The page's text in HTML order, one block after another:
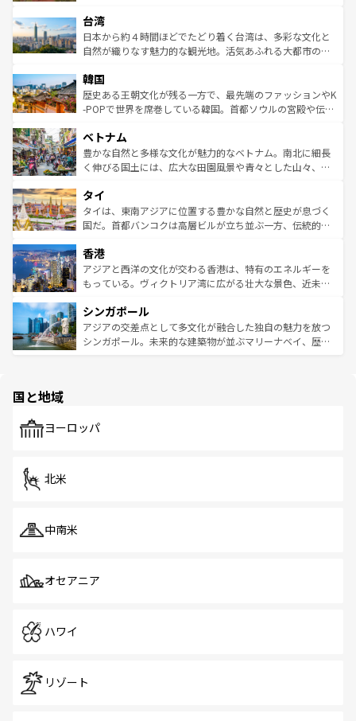
ならではの贅沢な旅のスタイルだ。 なお、新着のアメリカ
情報はコンテンツ一覧を参照してほしい。
れるおもてなしの心で訪れる人々を迎えてくれるハワイの
人々、おいしいローカルフードやハワイアンミュージッ
ク、伝統的なフラダンスなど、すべてがハワイの魅力を彩
ワイを、存分に味わってほしい。 なお、新着のハワイ情報
はコンテンツ一覧を参照してほしい。
リアリーフや大陸中央部にそびえるウルル（エアーズロッ
ク）、タスマニアの美しい原生林やケアンズの熱帯雨林な
ど、見どころがたくさん。また、カフェやワイン、オージ
いる。アクティビティも充実しており、サーフィンやダイ
ビング、ハイキングなど、アウトドア好きにはたまらな
い。オーストラリアの多彩な魅力を存分に味わいつくそ
参照してほしい。
台湾
日本から約４時間ほどでたどり着く台湾は、多彩な文化と
自然が織りなす魅力的な観光地。活気あふれる大都市の台
ン）、静ひつな山岳地帯である台湾東部など、都市の喧騒
と山間の静けさが共存しており、訪れる人に新しい発見と
驚きをもたらしてくれる。また、奥深い台湾の食文化も魅
容にもいいと評判のスイーツなど、バラエティ豊かな料理
が味わえる。 なお、新着の台湾情報は コンテンツ一覧を参
照してほしい。
韓国
歴史ある王朝文化が残る一方で、最先端のファッションやK
-POPで世界を席巻している韓国。首都ソウルの宮殿や伝統
き、地方に足を延ばせば四季折々の自然美を楽しむことが
できる。そして、キムチや焼肉、絶品のストリートフード
まで、さまざまな韓国料理が待っている。夜には、韓国な
リティに包まれながら、韓国の多彩な魅力を心ゆくまで味
わってみてほしい。 なお、新着の韓国情報はコンテンツ一
覧を参照してほしい。
ベトナム
豊かな自然と多様な文化が魅力的なベトナム。南北に細長
く伸びる国土には、広大な田園風景や青々とした山々、世
急速な発展と共に伝統が息づく。ハノイの古い町並みやホ
ーチミン市のフランス統治時代の建物も、独特の雰囲気を
醸し出している。また、バラエティの豊かさとおいしさで
とつ。フォーやバインミー、ベトナムコーヒーなどは、ぜ
ひ現地で味わいたい。どの地域を訪れてもあたたかい人々
が旅行者を迎えてくれるので、きっと忘れられない旅にな
参照してほしい。
タイ
タイは、東南アジアに位置する豊かな自然と歴史が息づく
国だ。首都バンコクは高層ビルが立ち並ぶ一方、伝統的な
の活気が交差している。北部ではチェンマイなどの山岳地
帯で自然と触れ合い、南部ではプーケットやクラビの美し
いビーチでリゾート気分を楽しむことができる。タイ料理
激する。気候は一年中温暖で、どの季節にも異なる楽しみ
が待っている。親しみやすいタイの人々、仏教を中心とし
た文化、そして多様な観光資源が、訪れる旅人を魅了し続
香港
アジアと西洋の文化が交わる香港は、特有のエネルギーを
もっている。ヴィクトリア湾に広がる壮大な景色、近未来
み、どこを訪れても感動するはず。観光スポットが密集し
ており、効率よく見どころを回れるのも魅力。息をのむよ
うな絶景から文化的な体験まで、香港を存分に楽しみ尽く
シンガポール
アジアの交差点として多文化が融合した独自の魅力を放つ
シンガポール。未来的な建築物が並ぶマリーナベイ、歴史
で、ホーカーズは地元の風情を楽しめる外せないスポット
国と地域
ヨーロッパ
北米
中南米
オセアニア
ハワイ
リゾート